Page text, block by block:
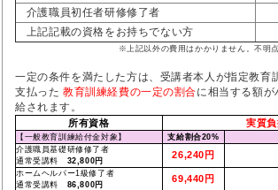
介護職員初任者研修修了者
上記記載の資格をお持ちでない方
※上記以外の費用はかかりません。不明
一定の条件を満たした方は、受講者本人が指定教育
支払った 教育訓練経費の一定の割合に相当する額
給されます。
所有資格 実質
【一般教育訓練給付金対象】 支給割合20%
介護職員基礎研修修了者
通常受講料 32,800円
26,240円
ホームヘルパー1級修了者
通常受講料 86,800円
69,440円